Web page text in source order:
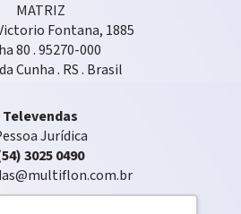
MATRIZ
Fontana, 1885
80 . 95270-000
Cunha . RS . Brasil
Televendas
Jurídica
3025 0490